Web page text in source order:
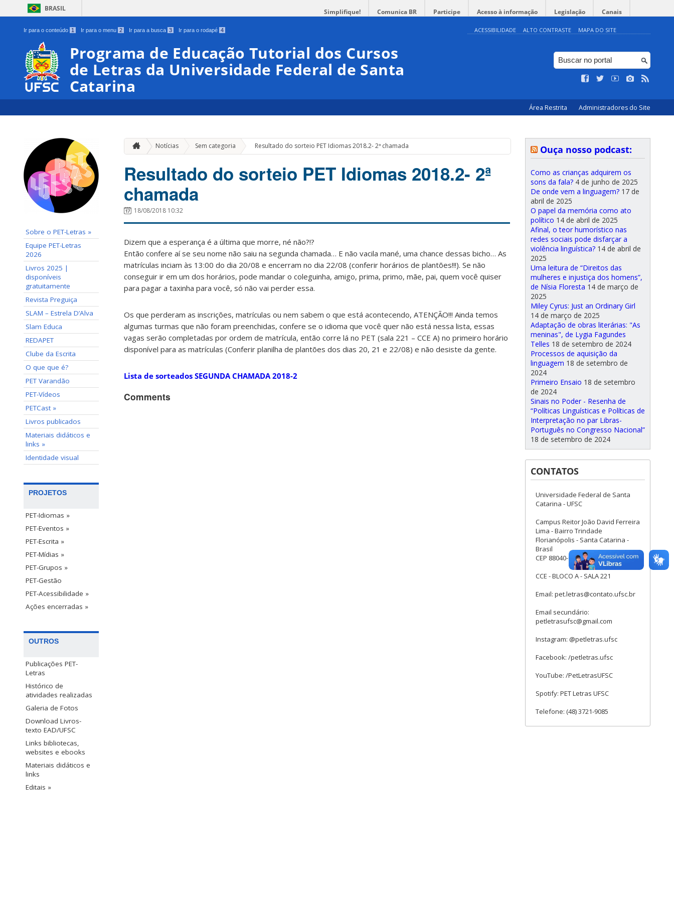
BRASIL Simplifique! Comunica BR Participe Acesso à informação Legislação Canais
Ir para o conteúdo 1 Ir para o menu 2 Ir para a busca 3 Ir para o rodapé 4 ACESSIBILIDADE ALTO CONTRASTE MAPA DO SITE
Programa de Educação Tutorial dos Cursos
de Letras da Universidade Federal de Santa
Catarina
Área Restrita Administradores do Site
Sobre o PET-Letras »
Equipe PET-Letras
2026
Livros 2025 |
disponíveis
gratuitamente
Revista Preguiça
SLAM – Estrela D’Alva
Slam Educa
REDAPET
Clube da Escrita
O que que é?
PET Varandão
PET-Vídeos
PETCast »
Livros publicados
Materiais didáticos e
links »
Identidade visual
PROJETOS
PET-Idiomas »
PET-Eventos »
PET-Escrita »
PET-Mídias »
PET-Grupos »
PET-Gestão
PET-Acessibilidade »
Ações encerradas »
OUTROS
Publicações PET-
Letras
Histórico de
atividades realizadas
Galeria de Fotos
Download Livros-
texto EAD/UFSC
Links bibliotecas,
websites e ebooks
Materiais didáticos e
links
Editais »
Notícias Sem categoria » Resultado do sorteio PET Idiomas 2018.2- 2ª chamada
Resultado do sorteio PET Idiomas 2018.2- 2ª
chamada
18/08/2018 10:32
Dizem que a esperança é a última que morre, né não?!?
Então confere aí se seu nome não saiu na segunda chamada… E não vacila mané, uma chance dessas bicho… As
matrículas inciam às 13:00 do dia 20/08 e encerram no dia 22/08 (conferir horários de plantões!!!). Se não
conseguir ir em um dos horários, pode mandar o coleguinha, amigo, prima, primo, mãe, pai, quem você quiser
para pagar a taxinha para você, só não vai perder essa.
Os que perderam as inscrições, matrículas ou nem sabem o que está acontecendo, ATENÇÃO!!! Ainda temos
algumas turmas que não foram preenchidas, confere se o idioma que você quer não está nessa lista, essas
vagas serão completadas por ordem de matrícula, então corre lá no PET (sala 221 – CCE A) no primeiro horário
disponível para as matrículas (Conferir planilha de plantões dos dias 20, 21 e 22/08) e não desiste da gente.
Lista de sorteados SEGUNDA CHAMADA 2018-2
Comments
Ouça nosso podcast:
Como as crianças adquirem os
sons da fala? 4 de junho de 2025
De onde vem a linguagem? 17 de
abril de 2025
O papel da memória como ato
político 14 de abril de 2025
Afinal, o teor humorístico nas
redes sociais pode disfarçar a
violência linguística? 14 de abril de
2025
Uma leitura de “Direitos das
mulheres e injustiça dos homens”,
de Nísia Floresta 14 de março de
2025
Miley Cyrus: Just an Ordinary Girl
14 de março de 2025
Adaptação de obras literárias: "As
meninas", de Lygia Fagundes
Telles 18 de setembro de 2024
Processos de aquisição da
linguagem 18 de setembro de
2024
Primeiro Ensaio 18 de setembro
de 2024
Sinais no Poder - Resenha de
“Políticas Linguísticas e Políticas de
Interpretação no par Libras-
Português no Congresso Nacional”
18 de setembro de 2024
CONTATOS
Universidade Federal de Santa
Catarina - UFSC
Campus Reitor João David Ferreira
Lima - Bairro Trindade
Florianópolis - Santa Catarina -
Brasil
CEP 88040-900
CCE - BLOCO A - SALA 221
Email: pet.letras@contato.ufsc.br
Email secundário:
petletrasufsc@gmail.com
Instagram: @petletras.ufsc
Facebook: /petletras.ufsc
YouTube: /PetLetrasUFSC
Spotify: PET Letras UFSC
Telefone: (48) 3721-9085